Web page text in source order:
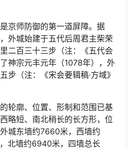
京师防御的第一道屏障。据
外城始建于五代后周君主柴荣
二百三十三步（注：《五代会
神宗元丰元年（1078年），外
步（注：《宋会要辑稿·方域》
轮廓、位置、形制和范围已基
略短、南北稍长的长方形，位
城东墙约7660米，西墙约
北墙约6940米，四墙总长